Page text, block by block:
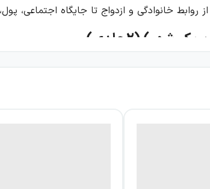
روابط خانوادگی و ازدواج تا جایگاه اجتماعی،
شهر) (۲جلدی)
و از خلال رفتارها و ارتباط‌هایشان،